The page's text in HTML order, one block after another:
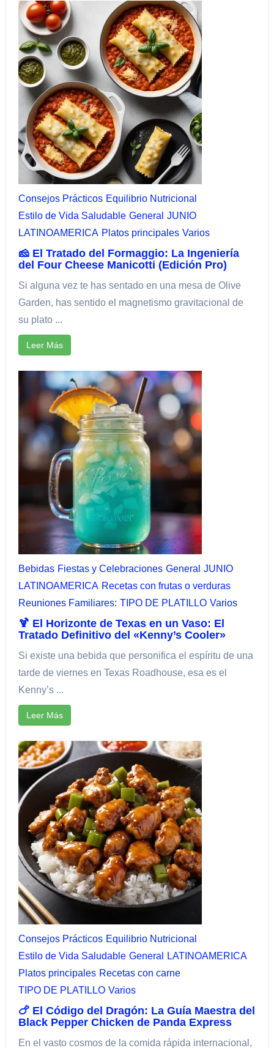
Consejos Prácticos Equilibrio Nutricional​
Estilo de Vida Saludable General JUNIO
LATINOAMERICA Platos principales Varios
🧀 El Tratado del Formaggio: La Ingeniería
del Four Cheese Manicotti (Edición Pro)
Si alguna vez te has sentado en una mesa de Olive
Garden, has sentido el magnetismo gravitacional de
su plato ...
Leer Más
Bebidas Fiestas y Celebraciones​ General JUNIO
LATINOAMERICA Recetas con frutas o verduras
Reuniones Familiares:​ TIPO DE PLATILLO Varios
🍹 El Horizonte de Texas en un Vaso: El
Tratado Definitivo del «Kenny’s Cooler»
Si existe una bebida que personifica el espíritu de una
tarde de viernes en Texas Roadhouse, esa es el
Kenny’s ...
Leer Más
Consejos Prácticos Equilibrio Nutricional​
Estilo de Vida Saludable General
LATINOAMERICA
Platos principales Recetas con carne
TIPO DE PLATILLO Varios
🍗 El Código del Dragón: La Guía Maestra del
Black Pepper Chicken de Panda Express
En el vasto cosmos de la comida rápida internacional,